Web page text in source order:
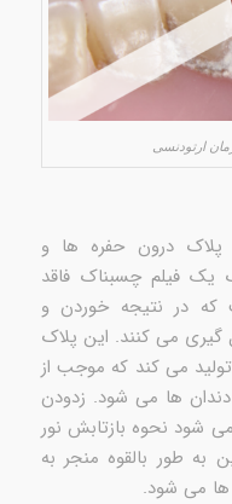
ارتودنسی
پلاک درون حفره ها و
یک فیلم چسبناک فاقد
که در نتیجه خوردن و
می کنند. این پلاک
می کند که موجب از
ها می شود. زدودن
شود نحوه بازتابش نور
طور بالقوه منجر به
ها می شود.